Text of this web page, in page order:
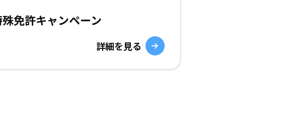
免許キャンペーン
詳細を見る